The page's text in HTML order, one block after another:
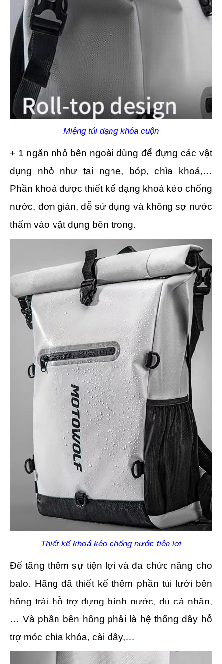
Miệng túi dạng khóa cuộn
+ 1 ngăn nhỏ bên ngoài dùng để đựng các vật
dụng nhỏ như tai nghe, bóp, chìa khoá,…
Phần khoá được thiết kế dạng khoá kéo chống
nước, đơn giản, dễ sử dụng và không sợ nước
thấm vào vật dụng bên trong.
Thiết kế khoá kéo chống nước tiện lợi
Để tăng thêm sự tiện lợi và đa chức năng cho
balo. Hãng đã thiết kế thêm phần túi lưới bên
hông trái hỗ trợ đựng bình nước, dù cá nhân,
… Và phần bên hông phải là hệ thống dây hỗ
trợ móc chìa khóa, cài dây,…